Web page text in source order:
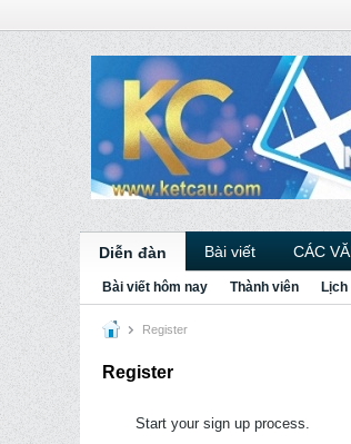
Diễn đàn Bài viết CÁC
Bài viết hôm nay Thành viên Lịch
Register
Register
Start your sign up process.